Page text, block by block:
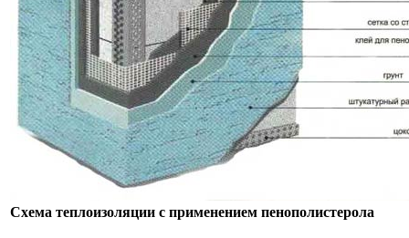
Схема теплоизоляции с применением пенополистерола